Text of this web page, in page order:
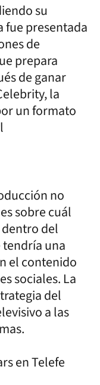
su
fue presentada
de
prepara
de ganar
la
un formato
no
sobre cuál
del
una
el contenido
sociales. La
del
a las
en Telefe